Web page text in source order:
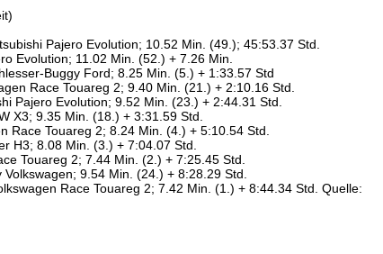
Pajero Evolution; 10.52 Min. (49.); 45:53.37 Std.
Evolution; 11.02 Min. (52.) + 7.26 Min.
Buggy Ford; 8.25 Min. (5.) + 1:33.57 Std
Race Touareg 2; 9.40 Min. (21.) + 2:10.16 Std.
Pajero Evolution; 9.52 Min. (23.) + 2:44.31 Std.
X3; 9.35 Min. (18.) + 3:31.59 Std.
Race Touareg 2; 8.24 Min. (4.) + 5:10.54 Std.
H3; 8.08 Min. (3.) + 7:04.07 Std.
Touareg 2; 7.44 Min. (2.) + 7:25.45 Std.
9.54 Min. (24.) + 8:28.29 Std.
Race Touareg 2; 7.42 Min. (1.) + 8:44.34 Std. Quelle: